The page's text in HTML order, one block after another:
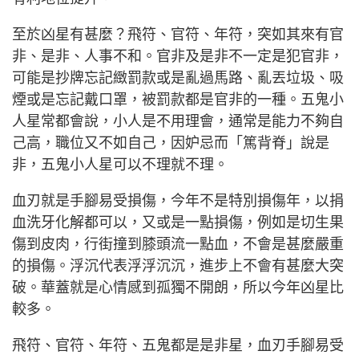
至於凶星有甚麼？飛符、官符、年符，突如其來有官
非、是非、人事不和。官非及是非不一定是犯官非，
可能是抄牌忘記緻罰款或是亂過馬路、亂丟垃圾、吸
煙或是忘記戴口罩，被罰款都是官非的一種。五鬼小
人星常都會說，小人是不用理會，通常是能力不夠自
己高，職位又不如自己，因妒忌而「篤背脊」說是
非，五鬼小人星可以不理就不理。
血刃就是手腳易受損傷，今年不是特別損傷年，以捐
血洗牙化解都可以，又或是一點損傷，例如是切生果
傷到皮肉，行街撞到膝頭流一點血，不會是甚麼嚴重
的損傷。浮沉代表浮浮沉沉，進步上不會有甚麼大突
破。華蓋就是心情感到孤獨不開朗，所以今年凶星比
較多。
飛符、官符、年符、五鬼都是是非星，血刃手腳易受